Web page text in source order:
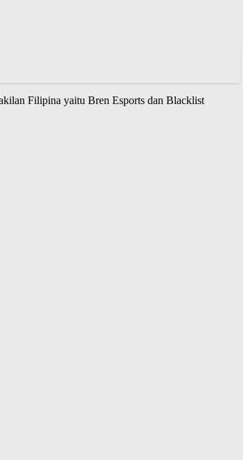
Filipina yaitu Bren Esports dan Blacklist